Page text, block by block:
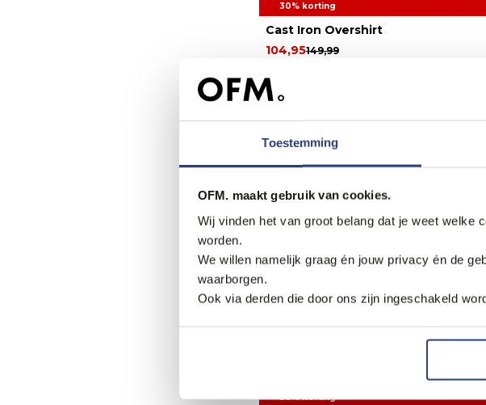
Toestemming
OFM. maakt gebruik van cookies.
Wij vinden het van groot belang dat je weet welke
worden.
We willen namelijk graag én jouw privacy én de
waarborgen.
Ook via derden die door ons zijn ingeschakeld
30% korting
Cast Iron Overshirt
149,99
104,95
30% korting